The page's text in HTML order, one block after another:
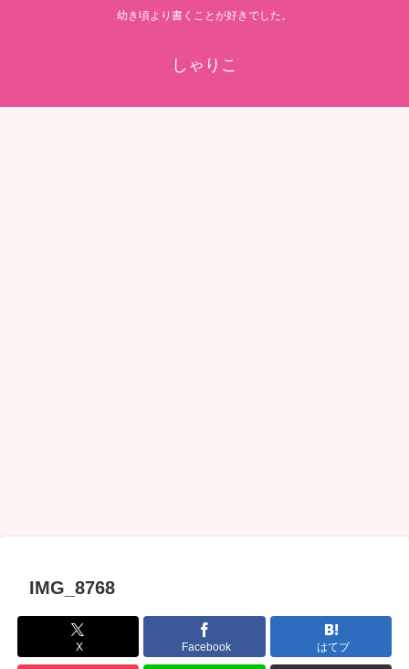
幼き頃より書くことが好きでした。
しゃりこ
IMG_8768
X Facebook はてブ